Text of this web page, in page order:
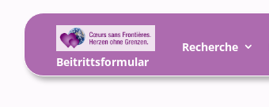
Recherche
Beitrittsformular